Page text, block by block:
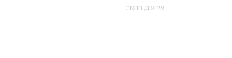
אירועים, חדשות